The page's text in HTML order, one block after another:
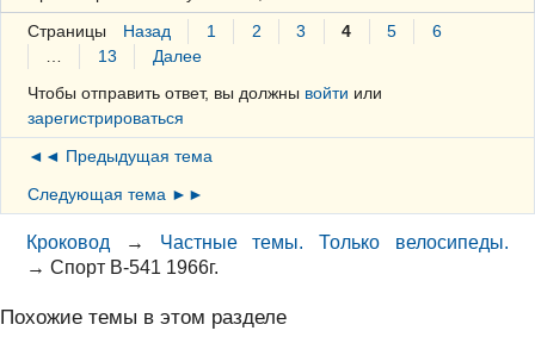
Страницы Назад 1 2 3 4 5
6
…
13
Далее
Чтобы отправить ответ, вы должны войти или
зарегистрироваться
◄◄ Предыдущая тема
Следующая тема ►►
Кроковод → Частные темы. Только велосипеды.
→Спорт В-541 1966г.
Похожие темы в этом разделе